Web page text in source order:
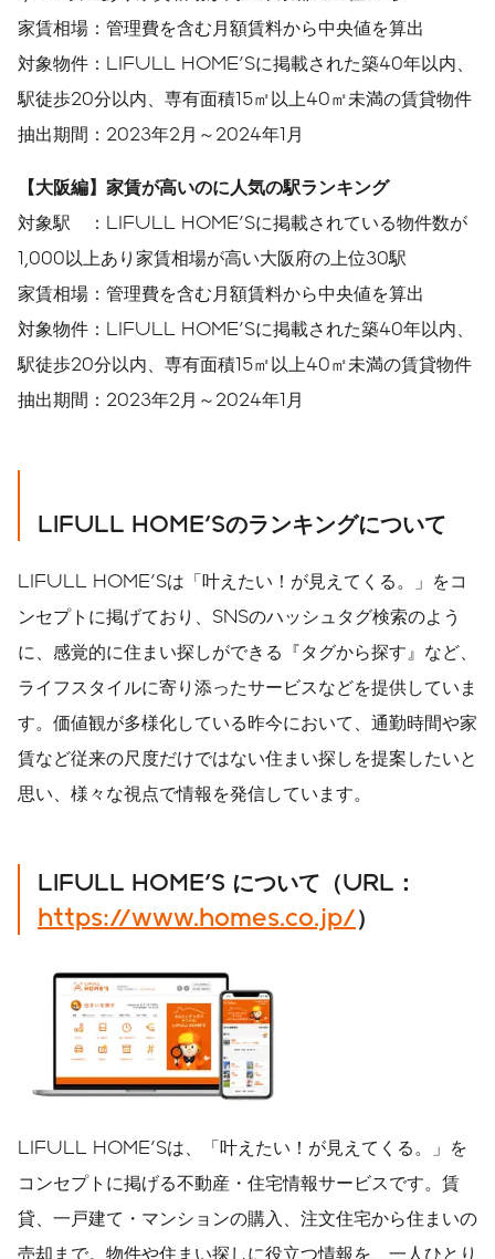
家賃相場：管理費を含む⽉額賃料から中央値を算出
対象物件：LIFULL HOME'Sに掲載された築40年以内、
駅徒歩20分以内、専有面積15㎡以上40㎡未満の賃貸物件
抽出期間：2023年2月～2024年1月
【大阪編】家賃が高いのに人気の駅ランキング
対象駅 ：LIFULL HOME'Sに掲載されている物件数が
1,000以上あり家賃相場が高い大阪府の上位30駅
家賃相場：管理費を含む⽉額賃料から中央値を算出
対象物件：LIFULL HOME'Sに掲載された築40年以内、
駅徒歩20分以内、専有面積15㎡以上40㎡未満の賃貸物件
抽出期間：2023年2月～2024年1月
LIFULL HOME'Sのランキングについて
LIFULL HOME'Sは「叶えたい！が見えてくる。」をコ
ンセプトに掲げており、SNSのハッシュタグ検索のよう
に、感覚的に住まい探しができる『タグから探す』など、
ライフスタイルに寄り添ったサービスなどを提供していま
す。価値観が多様化している昨今において、通勤時間や家
賃など従来の尺度だけではない住まい探しを提案したいと
思い、様々な視点で情報を発信しています。
LIFULL HOME'S について（URL ：
https://www.homes.co.jp/）
LIFULL HOME'Sは、「叶えたい！が見えてくる。」を
コンセプトに掲げる不動産・住宅情報サービスです。賃
貸、一戸建て・マンションの購入、注文住宅から住まいの
売却まで。物件や住まい探しに役立つ情報を、一人ひとり